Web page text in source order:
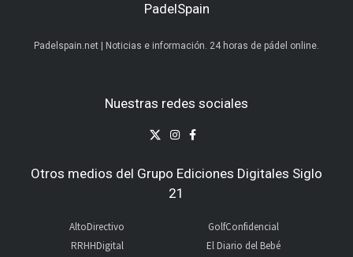
PadelSpain
Padelspain.net | Noticias e información. 24 horas de pádel online.
Nuestras redes sociales
Otros medios del Grupo Ediciones Digitales Siglo
21
AltoDirectivo
RRHHDigital
GolfConfidencial
El Diario del Bebé